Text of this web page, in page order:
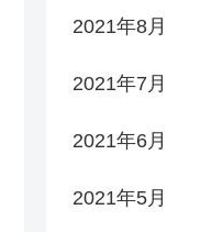
2021年8月
2021年7月
2021年6月
2021年5月